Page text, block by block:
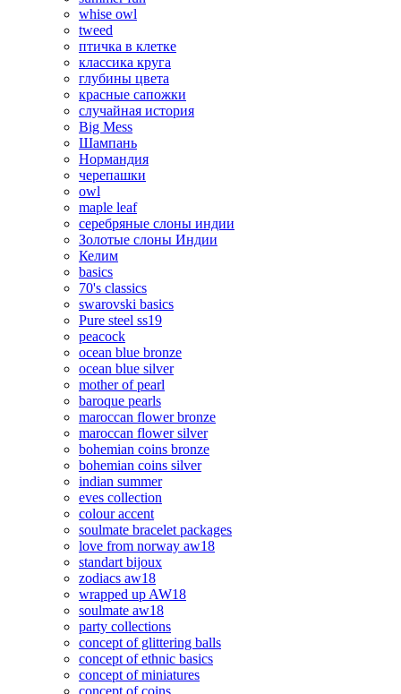
whise owl
tweed
птичка в клетке
классика круга
глубины цвета
красные сапожки
случайная история
Big Mess
Шампань
Нормандия
черепашки
owl
maple leaf
серебряные слоны индии
Золотые слоны Индии
Келим
basics
70's classics
swarovski basics
Pure steel ss19
peacock
ocean blue bronze
ocean blue silver
mother of pearl
baroque pearls
maroccan flower bronze
maroccan flower silver
bohemian coins bronze
bohemian coins silver
indian summer
eves collection
colour accent
soulmate bracelet packages
love from norway aw18
standart bijoux
zodiacs aw18
wrapped up AW18
soulmate aw18
party collections
concept of glittering balls
concept of ethnic basics
concept of miniatures
concept of coins